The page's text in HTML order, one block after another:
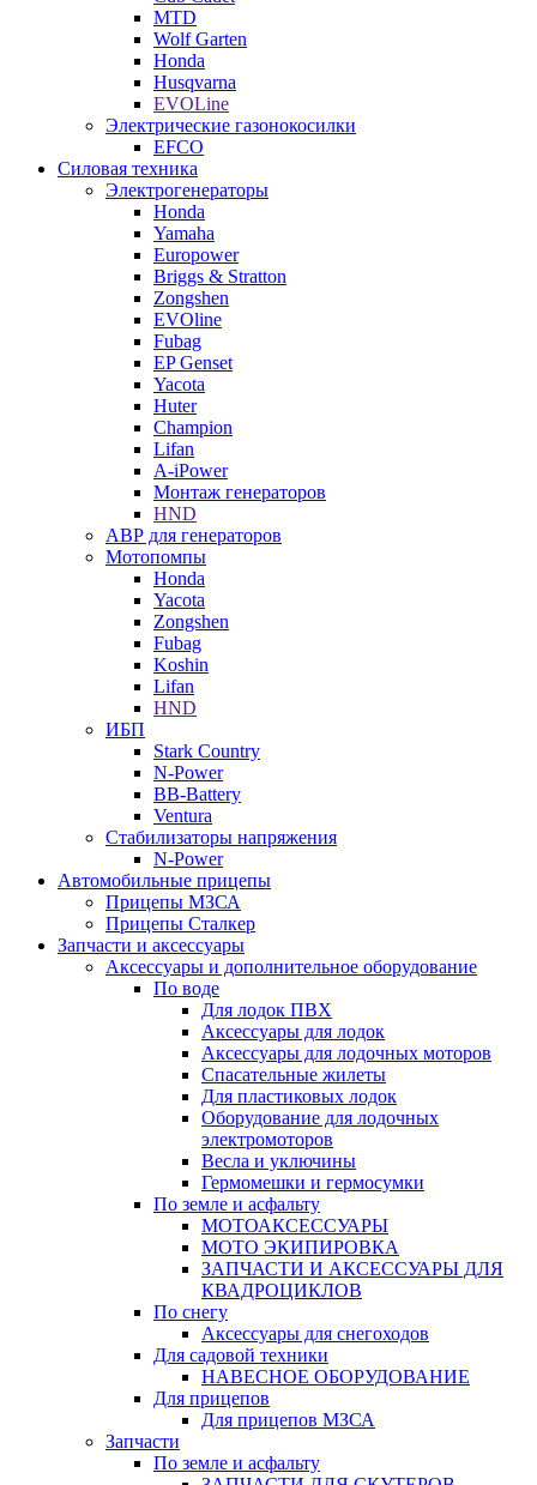
MTD
Wolf Garten
Honda
Husqvarna
EVOLine
Электрические газонокосилки
EFCO
Силовая техника
Электрогенераторы
Honda
Yamaha
Europower
Briggs & Stratton
Zongshen
EVOline
Fubag
EP Genset
Yacota
Huter
Champion
Lifan
A-iPower
Монтаж генераторов
HND
АВР для генераторов
Мотопомпы
Honda
Yacota
Zongshen
Fubag
Koshin
Lifan
HND
ИБП
Stark Country
N-Power
BB-Battery
Ventura
Стабилизаторы напряжения
N-Power
Автомобильные прицепы
Прицепы МЗСА
Прицепы Сталкер
Запчасти и аксессуары
Аксессуары и дополнительное оборудование
По воде
Для лодок ПВХ
Аксессуары для лодок
Аксессуары для лодочных моторов
Спасательные жилеты
Для пластиковых лодок
Оборудование для лодочных
электромоторов
Весла и уключины
Гермомешки и гермосумки
По земле и асфальту
МОТОАКСЕССУАРЫ
МОТО ЭКИПИРОВКА
ЗАПЧАСТИ И АКСЕССУАРЫ ДЛЯ
КВАДРОЦИКЛОВ
По снегу
Аксессуары для снегоходов
Для садовой техники
НАВЕСНОЕ ОБОРУДОВАНИЕ
Для прицепов
Для прицепов МЗСА
Запчасти
По земле и асфальту